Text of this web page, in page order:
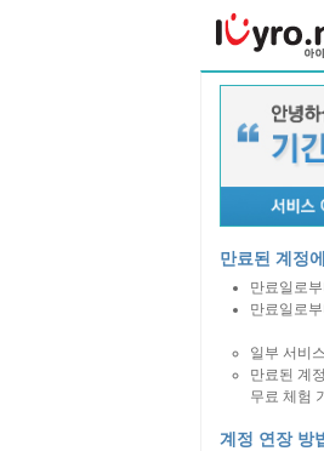
만료된 계정
만료일로
만료일로
일부 서비
만료된 계
무료 체험
계정 연장 방